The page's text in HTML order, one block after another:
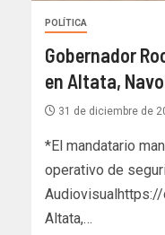
POLÍTICA
Gobernador
en Altata,
31 de diciembre de
*El mandatario
operativo de
Altata,…